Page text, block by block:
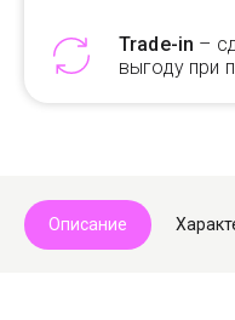
Trade-in –
выгоду при
Описание